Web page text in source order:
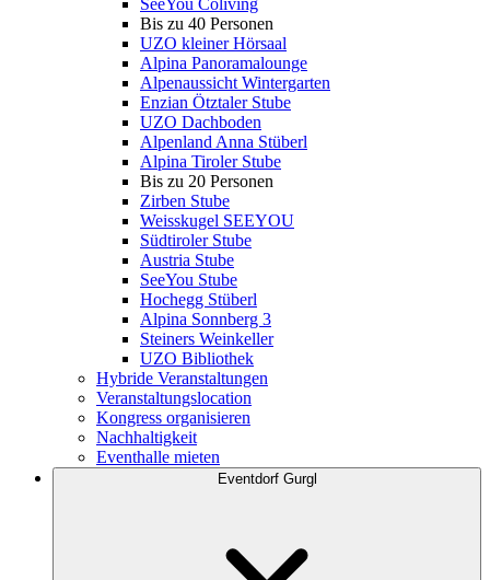
SeeYou Coliving
Bis zu 40 Personen
UZO kleiner Hörsaal
Alpina Panoramalounge
Alpenaussicht Wintergarten
Enzian Ötztaler Stube
UZO Dachboden
Alpenland Anna Stüberl
Alpina Tiroler Stube
Bis zu 20 Personen
Zirben Stube
Weisskugel SEEYOU
Südtiroler Stube
Austria Stube
SeeYou Stube
Hochegg Stüberl
Alpina Sonnberg 3
Steiners Weinkeller
UZO Bibliothek
Hybride Veranstaltungen
Veranstaltungslocation
Kongress organisieren
Nachhaltigkeit
Eventhalle mieten
Eventdorf Gurgl